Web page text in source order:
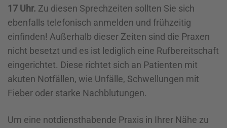
17 Uhr. Zu diesen Sprechzeiten sollten Sie sich
ebenfalls telefonisch anmelden und frühzeitig
einfinden! Außerhalb dieser Zeiten sind die Praxen
nicht besetzt und es ist lediglich eine Rufbereitschaft
eingerichtet. Diese richtet sich an Patienten mit
akuten Notfällen, wie Unfälle, Schwellungen mit
Fieber oder starke Nachblutungen.
Um eine notdiensthabende Praxis in Ihrer Nähe zu